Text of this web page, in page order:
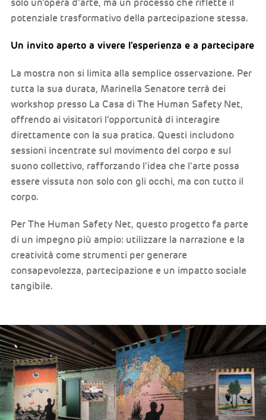
solo un’opera d’arte, ma un processo che riflette il
potenziale trasformativo della partecipazione stessa.
Un invito aperto a vivere l’esperienza e a partecipare
La mostra non si limita alla semplice osservazione. Per
tutta la sua durata, Marinella Senatore terrà dei
workshop presso La Casa di The Human Safety Net,
offrendo ai visitatori l’opportunità di interagire
direttamente con la sua pratica. Questi includono
sessioni incentrate sul movimento del corpo e sul
suono collettivo, rafforzando l’idea che l’arte possa
essere vissuta non solo con gli occhi, ma con tutto il
corpo.
Per The Human Safety Net, questo progetto fa parte
di un impegno più ampio: utilizzare la narrazione e la
creatività come strumenti per generare
consapevolezza, partecipazione e un impatto sociale
tangibile.